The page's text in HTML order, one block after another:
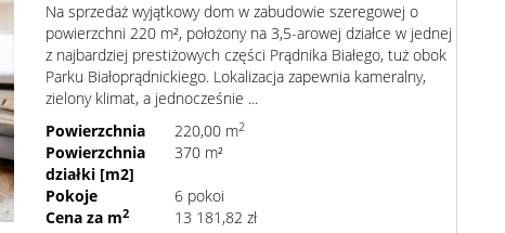
Na sprzedaż wyjątkowy dom w zabudowie szeregowej o
powierzchni 220 m², położony na 3,5-arowej działce w jednej
z najbardziej prestiżowych części Prądnika Białego, tuż obok
Parku Białoprądnickiego. Lokalizacja zapewnia kameralny,
zielony klimat, a jednocześnie ...
Powierzchnia
220,00 m2
Powierzchnia
działki [m2]
370 m²
Pokoje
6 pokoi
Cena za m2 13 181,82 zł